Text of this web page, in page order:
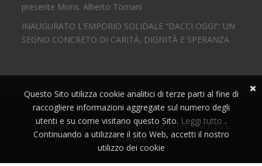
presente Mons. Alberto Torriani
INAUGURATO L’EMPORIO SOLIDALE “DACCI OGGI”: UN
SEGNO CONCRETO DI CARITÀ, DIGNITÀ E SPERANZA
Copyright © 2026 | powered bynezwork- All rights
reserved.
Questo Sito utilizza cookie analitici di terze parti al fine di
raccogliere informazioni aggregate sul numero degli
utenti e su come visitano questo Sito. Leggi tutto .
Continuando a utilizzare il sito Web, accetti il nostro
utilizzo dei cookie